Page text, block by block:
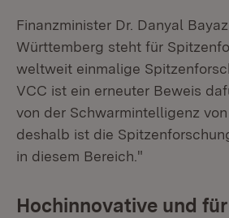
Finanzminister Dr. Danyal
Württemberg steht für
weltweit einmalige
VCC ist ein erneuter Beweis
von der Schwarmintelligenz von
deshalb ist die
in diesem Bereich."
Hochinnovative und